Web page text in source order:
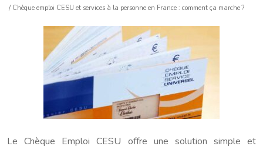
/ Chèque emploi CESU et services à la personne en France : comment ça marche ?
Le Chèque Emploi CESU offre une solution simple et